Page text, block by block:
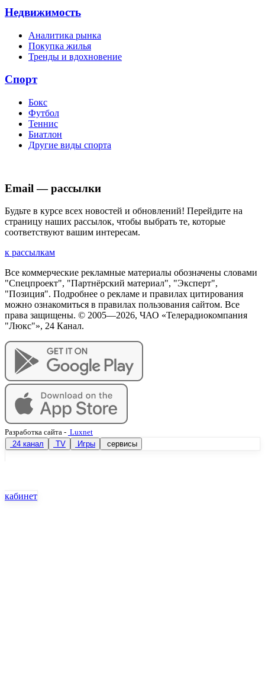
Недвижимость
Аналитика рынка
Покупка жилья
Тренды и вдохновение
Спорт
Бокс
Футбол
Теннис
Биатлон
Другие виды спорта
Email — рассылки
Будьте в курсе всех новостей и обновлений! Перейдите на
страницу наших рассылок, чтобы выбрать те, которые
соответствуют вашим интересам.
к рассылкам
Все коммерческие рекламные материалы обозначены словами
"Спецпроект", "Партнёрский материал", "Эксперт",
"Позиция". Подробнее о рекламе и правилах цитирования
можно ознакомиться в правилах пользования сайтом. Все
права защищены. © 2005—2026, ЧАО «Телерадиокомпания
"Люкс"», 24 Канал.
Разработка сайта - Luxnet
24 канал
TV Игры сервисы
кабинет